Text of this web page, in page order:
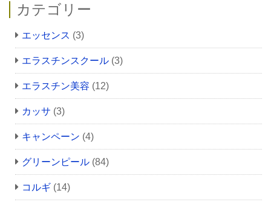
カテゴリー
エッセンス (3)
エラスチンスクール (3)
エラスチン美容 (12)
カッサ (3)
キャンペーン (4)
グリーンピール (84)
コルギ (14)